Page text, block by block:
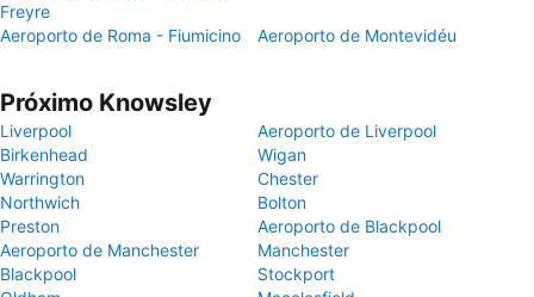
Freyre
Aeroporto de Roma - Fiumicino Aeroporto de Montevidéu
Próximo Knowsley
Liverpool
Aeroporto de Liverpool
Birkenhead
Wigan
Warrington
Chester
Northwich
Bolton
Preston
Aeroporto de Blackpool
Aeroporto de Manchester
Manchester
Blackpool
Stockport